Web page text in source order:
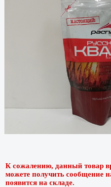
К сожалению, данный товар
можете получить сообщение
появится на складе.